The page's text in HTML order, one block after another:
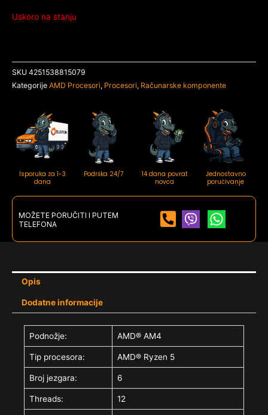
Uskoro na stanju
SKU 4251538815079
Kategorije AMD Procesori, Procesori, Računarske komponente
Isporuka za 1-3
dana
Podrška 24/7
14 dana povrat
novca
Jednostavno
poručivanje
MOŽETE PORUČITI I PUTEM
TELEFONA
Opis
Dodatne informacije
Podnožje: AMD® AM4
Tip procesora: AMD® Ryzen 5
Broj jezgara: 6
Threads: 12